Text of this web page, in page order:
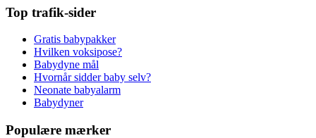
Top trafik-sider
Gratis babypakker
Hvilken voksipose?
Babydyne mål
Hvornår sidder baby selv?
Neonate babyalarm
Babydyner
Populære mærker